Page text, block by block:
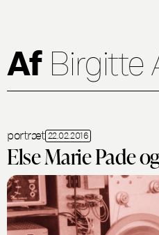
Af Birgitte
portræt 22.02.2016
Else Marie Pade